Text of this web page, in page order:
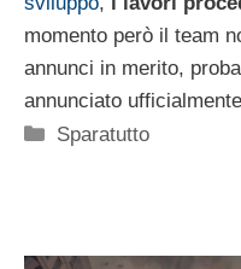
momento però il team
annunci in merito,
annunciato
Categorie
Sparatutto